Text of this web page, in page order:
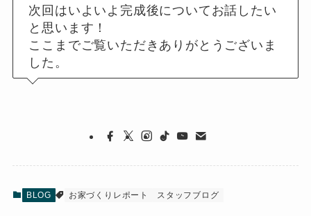
次回はいよいよ完成後についてお話したい
と思います！
ここまでご覧いただきありがとうございま
した。
BLOG お家づくりレポート スタッフブログ